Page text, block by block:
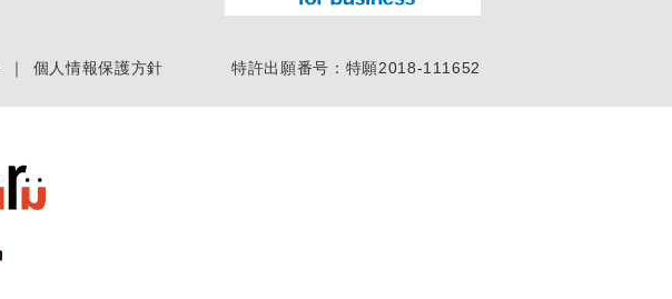
｜ 個人情報保護方針 特許出願番号：特願2018-111652